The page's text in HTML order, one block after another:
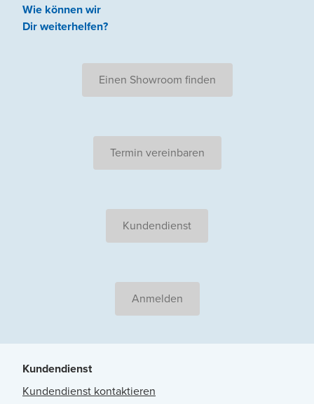
Wie können wir
Dir weiterhelfen?
Einen Showroom finden
Termin vereinbaren
Kundendienst
Anmelden
Kundendienst
Kundendienst kontaktieren